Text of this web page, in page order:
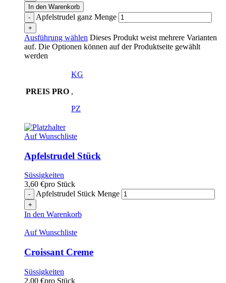
In den Warenkorb
Apfelstrudel ganz Menge
Ausführung wählen Dieses Produkt weist mehrere Varianten
auf. Die Optionen können auf der Produktseite gewählt
werden
PREIS PRO
KG
,
PZ
Auf Wunschliste
Apfelstrudel Stück
Süssigkeiten
3,60 €pro Stück
Apfelstrudel Stück Menge
In den Warenkorb
Auf Wunschliste
Croissant Creme
Süssigkeiten
2,00 €pro Stück